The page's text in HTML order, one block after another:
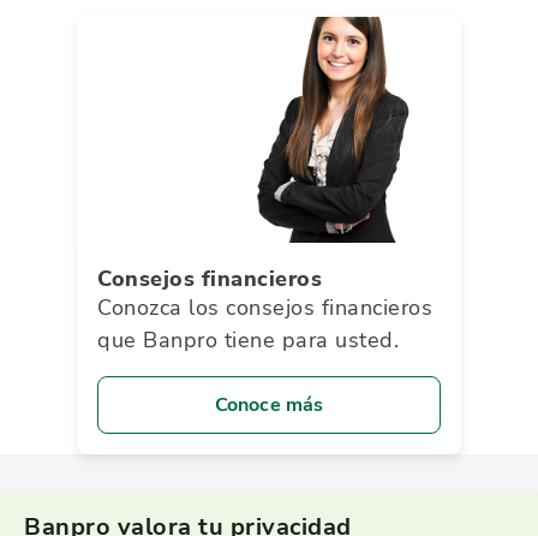
Consejos financieros
Conozca los consejos financieros
que Banpro tiene para usted.
Conoce más
Banpro valora tu privacidad